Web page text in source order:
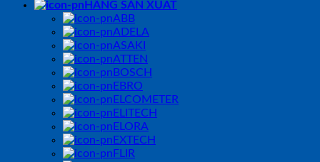
HÃNG SẢN XUẤT
ABB
ADELA
ASAKI
ATTEN
BOSCH
EBRO
ELCOMETER
ELITECH
ELORA
EXTECH
FLIR